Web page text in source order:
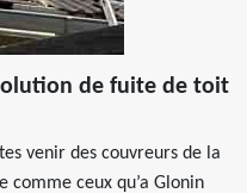
de fuite de toit
venir des couvreurs de la
comme ceux qu’a Glonin